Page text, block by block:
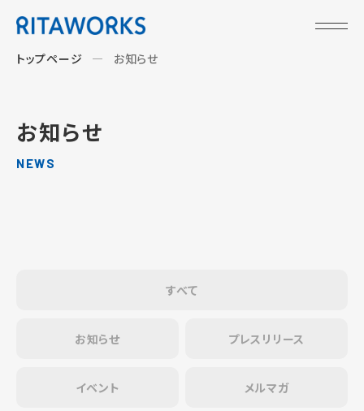
トップページ お知らせ
お知らせ
NEWS
すべて
お知らせ プレスリリース
イベント メルマガ